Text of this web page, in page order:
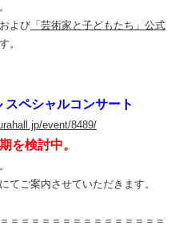
よび 「芸術家と子どもたち」公式
。
ペシャルコンサート
event/8489/
を検討中。
てご案内させていただきます。
＝＝＝＝＝＝＝＝＝＝＝＝＝＝＝